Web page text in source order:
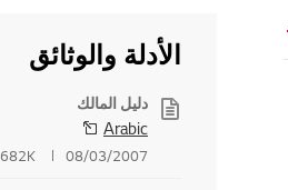
الأدلة والوثائق
دليل المالك
Arabic
08/03/2007
682K